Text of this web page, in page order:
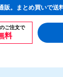
。まとめ買いで送
ご注文で
料